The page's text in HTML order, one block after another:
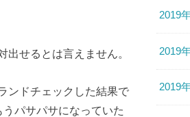
せるとは言えません。
ンドチェックした結果で
パサパサになっていた
2019
2019
2019